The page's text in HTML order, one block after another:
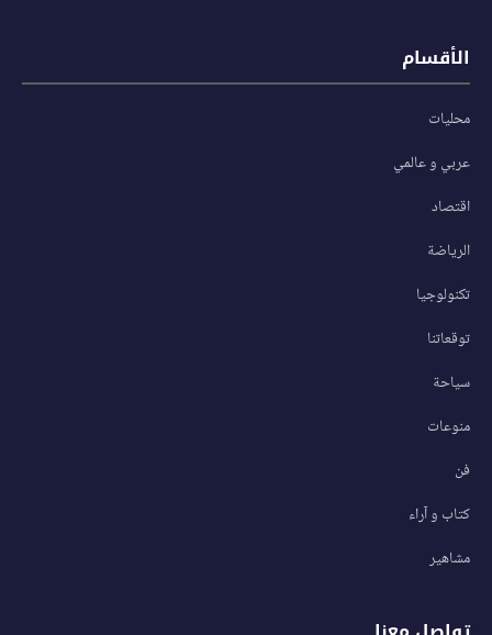
الأقسام
محليات
عربي و عالمي
اقتصاد
الرياضة
تكنولوجيا
توقعاتنا
سياحة
منوعات
فن
كتاب و آراء
مشاهير